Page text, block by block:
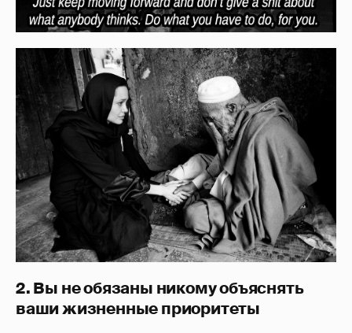
2. Вы не обязаны никому объяснять
ваши жизненные приоритеты